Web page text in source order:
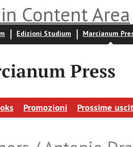
Content Area
Edizioni Studium Marcianum
Promozioni Prossime